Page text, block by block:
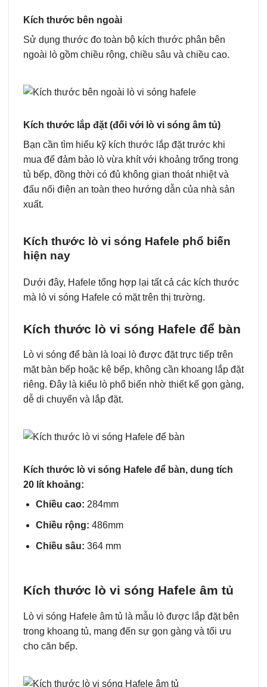
Kích thước bên ngoài
Sử dụng thước đo toàn bộ kích thước phân bên
ngoài lò gồm chiều rộng, chiều sâu và chiều cao.
Kích thước lắp đặt (đối với lò vi sóng âm tủ)
Bạn cần tìm hiểu kỹ kích thước lắp đặt trước khi
mua để đảm bảo lò vừa khít với khoảng trống trong
tủ bếp, đồng thời có đủ không gian thoát nhiệt và
đấu nối điện an toàn theo hướng dẫn của nhà sản
xuất.
Kích thước lò vi sóng Hafele phổ biến
hiện nay
Dưới đây, Hafele tổng hợp lại tất cả các kích thước
mà lò vi sóng Hafele có mặt trên thị trường.
Kích thước lò vi sóng Hafele để bàn
Lò vi sóng để bàn là loại lò được đặt trực tiếp trên
mặt bàn bếp hoặc kệ bếp, không cần khoang lắp đặt
riêng. Đây là kiểu lò phổ biến nhờ thiết kế gọn gàng,
dễ di chuyển và lắp đặt.
Kích thước lò vi sóng Hafele để bàn, dung tích
20 lít khoảng:
Chiều cao: 284mm
Chiều rộng: 486mm
Chiều sâu: 364 mm
Kích thước lò vi sóng Hafele âm tủ
Lò vi sóng Hafele âm tủ là mẫu lò được lắp đặt bên
trong khoang tủ, mang đến sự gọn gàng và tối ưu
cho căn bếp.